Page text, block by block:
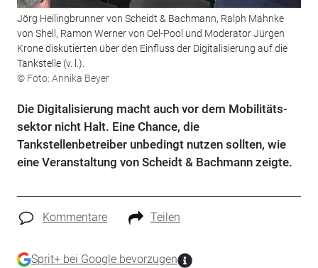
Jörg Heilingbrunner von Scheidt & Bachmann, Ralph Mahnke
von Shell, ­Ramon Werner von Oel-Pool und Moderator Jürgen
Krone diskutierten über den Einfluss der Digitalisierung auf die
Tankstelle (v. l.).
© Foto: Annika Beyer
Die Digitalisierung macht auch vor dem Mobilitäts­
sektor nicht Halt. Eine Chance, die
Tankstellenbetreiber unbedingt nutzen sollten, wie
eine Veranstaltung von Scheidt & Bachmann zeigte.
Kommentare Teilen
Sprit+ bei Google bevorzugen